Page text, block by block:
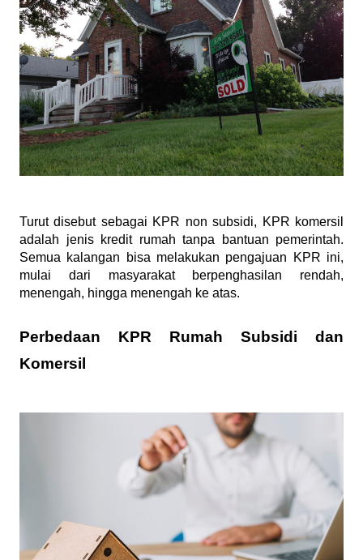
Turut disebut sebagai KPR non subsidi, KPR komersil
adalah jenis kredit rumah tanpa bantuan pemerintah.
Semua kalangan bisa melakukan pengajuan KPR ini,
mulai dari masyarakat berpenghasilan rendah,
menengah, hingga menengah ke atas.
Perbedaan KPR Rumah Subsidi dan
Komersil